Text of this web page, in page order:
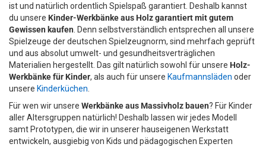
ist und natürlich ordentlich Spielspaß garantiert. Deshalb kannst
du unsere Kinder-Werkbänke aus Holz garantiert mit gutem
Gewissen kaufen. Denn selbstverständlich entsprechen all unsere
Spielzeuge der deutschen Spielzeugnorm, sind mehrfach geprüft
und aus absolut umwelt- und gesundheitsverträglichen
Materialien hergestellt. Das gilt natürlich sowohl für unsere Holz-
Werkbänke für Kinder, als auch für unsere Kaufmannsläden oder
unsere Kinderküchen.
Für wen wir unsere Werkbänke aus Massivholz bauen? Für Kinder
aller Altersgruppen natürlich! Deshalb lassen wir jedes Modell
samt Prototypen, die wir in unserer hauseigenen Werkstatt
entwickeln, ausgiebig von Kids und pädagogischen Experten